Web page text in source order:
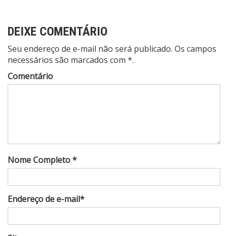
DEIXE COMENTÁRIO
Seu endereço de e-mail não será publicado. Os campos
necessários são marcados com *.
Comentário
Nome Completo *
Endereço de e-mail*